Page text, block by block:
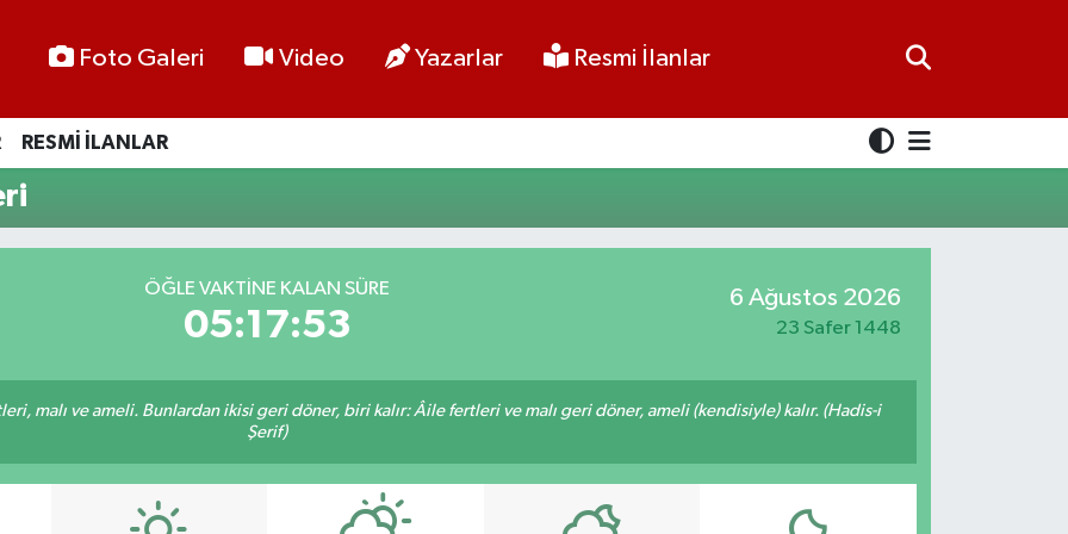
Foto Galeri Video Yazarlar Resmi İlanlar
RESMİ İLANLAR
ÖĞLE VAKTİNE KALAN SÜRE
05:17:53
6 Ağustos 2026
23 Safer 1448
malı ve ameli. Bunlardan ikisi geri döner, biri kalır: Âile fertleri ve malı geri döner, ameli (kendisiyle) kalır. (Hadis-i
Şerif)